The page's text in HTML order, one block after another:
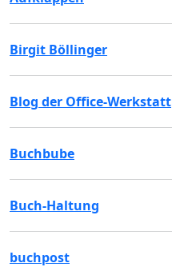
Birgit Böllinger
Blog der Office-Werkstatt
Buchbube
Buch-Haltung
buchpost